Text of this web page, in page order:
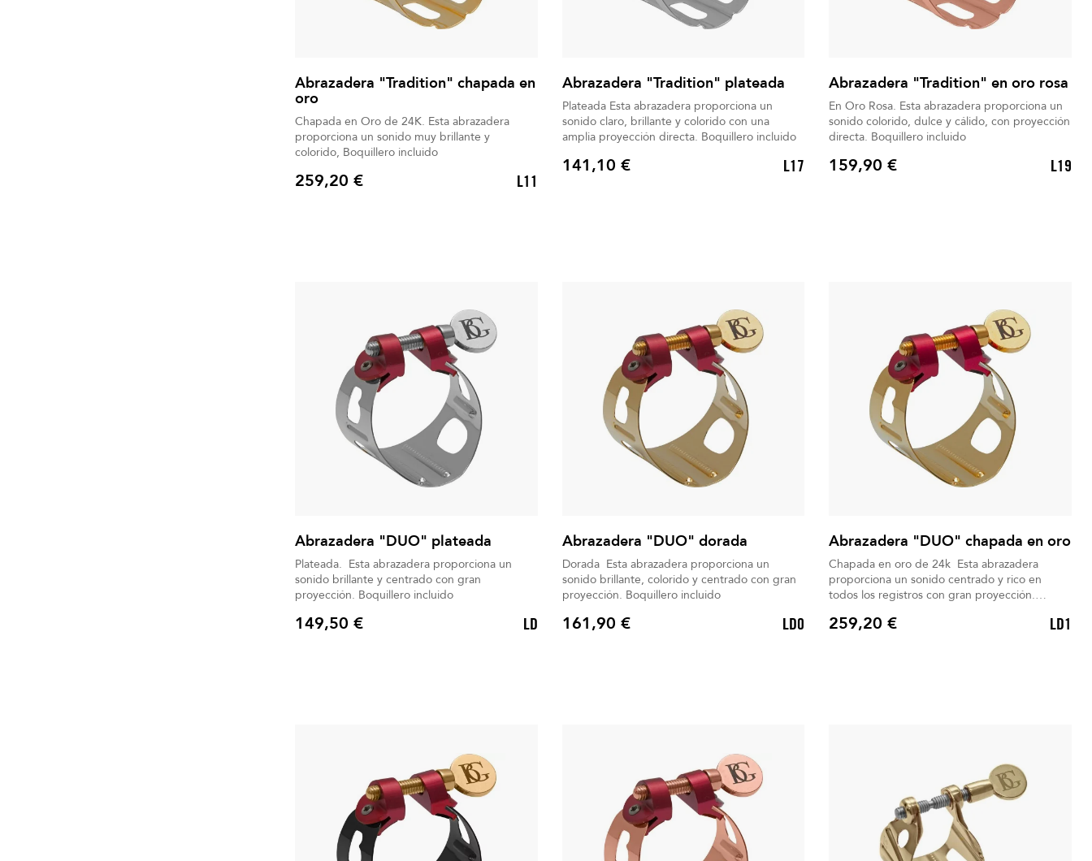
Abrazadera "Tradition" chapada en
oro
Chapada en Oro de 24K. Esta abrazadera
proporciona un sonido muy brillante y
colorido, Boquillero incluido
Precio
259,20 € L11
Abrazadera "Tradition" plateada
Plateada Esta abrazadera proporciona un
sonido claro, brillante y colorido con una
amplia proyección directa. Boquillero incluido
Precio
141,10 € L17
Abrazadera "Tradition" en oro rosa
En Oro Rosa. Esta abrazadera proporciona un
sonido colorido, dulce y cálido, con proyección
directa. Boquillero incluido
Precio
159,90 € L19
Abrazadera "DUO" plateada
Plateada. Esta abrazadera proporciona un
sonido brillante y centrado con gran
proyección. Boquillero incluido
Precio
149,50 € LD
Abrazadera "DUO" dorada
Dorada Esta abrazadera proporciona un
sonido brillante, colorido y centrado con gran
proyección. Boquillero incluido
Precio
161,90 € LD0
Abrazadera "DUO" chapada en oro
Chapada en oro de 24k Esta abrazadera
proporciona un sonido centrado y rico en
todos los registros con gran proyección.
Precio
259,20 € LD1